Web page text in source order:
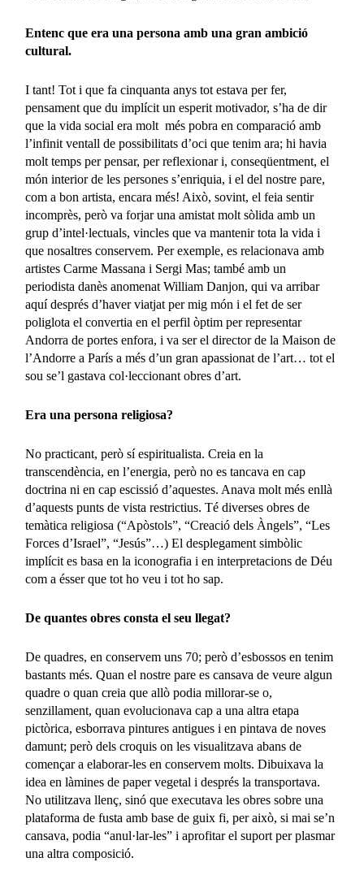
Entenc que era una persona amb una gran ambició
cultural.
I tant! Tot i que fa cinquanta anys tot estava per fer,
pensament que du implícit un esperit motivador, s’ha de dir
que la vida social era molt més pobra en comparació amb
l’infinit ventall de possibilitats d’oci que tenim ara; hi havia
molt temps per pensar, per reflexionar i, conseqüentment, el
món interior de les persones s’enriquia, i el del nostre pare,
com a bon artista, encara més! Això, sovint, el feia sentir
incomprès, però va forjar una amistat molt sòlida amb un
grup d’intel·lectuals, vincles que va mantenir tota la vida i
que nosaltres conservem. Per exemple, es relacionava amb
artistes Carme Massana i Sergi Mas; també amb un
periodista danès anomenat William Danjon, qui va arribar
aquí després d’haver viatjat per mig món i el fet de ser
poliglota el convertia en el perfil òptim per representar
Andorra de portes enfora, i va ser el director de la Maison de
l’Andorre a París a més d’un gran apassionat de l’art… tot el
sou se’l gastava col·leccionant obres d’art.
Era una persona religiosa?
No practicant, però sí espiritualista. Creia en la
transcendència, en l’energia, però no es tancava en cap
doctrina ni en cap escissió d’aquestes. Anava molt més enllà
d’aquests punts de vista restrictius. Té diverses obres de
temàtica religiosa (“Apòstols”, “Creació dels Àngels”, “Les
Forces d’Israel”, “Jesús”…) El desplegament simbòlic
implícit es basa en la iconografia i en interpretacions de Déu
com a ésser que tot ho veu i tot ho sap.
De quantes obres consta el seu llegat?
De quadres, en conservem uns 70; però d’esbossos en tenim
bastants més. Quan el nostre pare es cansava de veure algun
quadre o quan creia que allò podia millorar-se o,
senzillament, quan evolucionava cap a una altra etapa
pictòrica, esborrava pintures antigues i en pintava de noves
damunt; però dels croquis on les visualitzava abans de
començar a elaborar-les en conservem molts. Dibuixava la
idea en làmines de paper vegetal i després la transportava.
No utilitzava llenç, sinó que executava les obres sobre una
plataforma de fusta amb base de guix fi, per això, si mai se’n
cansava, podia “anul·lar-les” i aprofitar el suport per plasmar
una altra composició.